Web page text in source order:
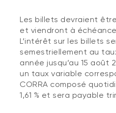
Les billets devraient
et viendront à
L’intérêt sur les billets
semestriellement au
année jusqu’au 15 août
un taux variable
CORRA composé
1,61 % et sera payable